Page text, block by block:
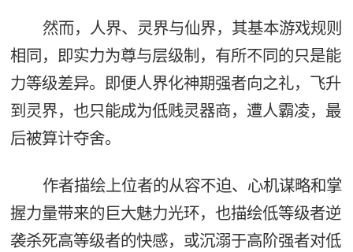
然而，人界、灵界与仙界，其基本游戏规则
相同，即实力为尊与层级制，有所不同的只是能
力等级差异。即便人界化神期强者向之礼，飞升
到灵界，也只能成为低贱灵器商，遭人霸凌，最
后被算计夺舍。
作者描绘上位者的从容不迫、心机谋略和掌
握力量带来的巨大魅力光环，也描绘低等级者逆
袭杀死高等级者的快感，或沉溺于高阶强者对低